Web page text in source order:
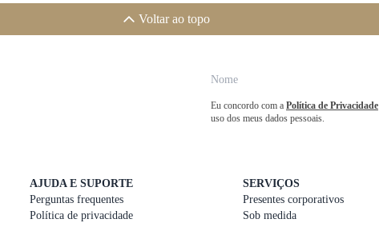
Voltar ao topo
Eu concordo com a Política de Privacidade
uso dos meus dados pessoais.
AJUDA E SUPORTE
Perguntas frequentes
Política de privacidade
SERVIÇOS
Presentes corporativos
Sob medida